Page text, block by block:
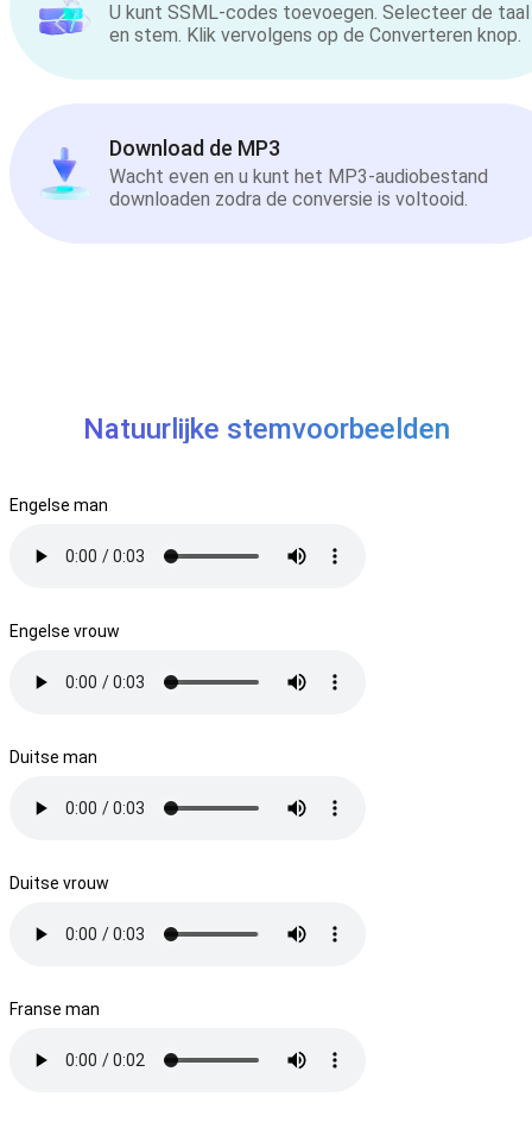
U kunt SSML-codes toevoegen. Selecteer de taal
en stem. Klik vervolgens op de Converteren knop.
Download de MP3
Wacht even en u kunt het MP3-audiobestand
downloaden zodra de conversie is voltooid.
Natuurlijke stemvoorbeelden
Engelse man
Engelse vrouw
Duitse man
Duitse vrouw
Franse man